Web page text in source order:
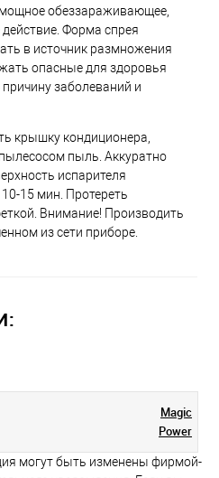
обеззараживающее,
Форма спрея
в источник размножения
опасные для здоровья
причину заболеваний и
крышку кондиционера,
пыль. Аккуратно
испарителя
15 мин. Протереть
Внимание! Производить
из сети приборе.
Magiс
Power
могут быть изменены фирмой-